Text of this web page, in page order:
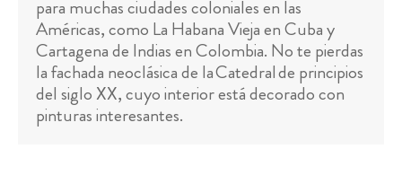
para muchas ciudades coloniales en las
Américas, como La Habana Vieja en Cuba y
Cartagena de Indias en Colombia. No te pierdas
la fachada neoclásica de la Catedral de principios
del siglo XX, cuyo interior está decorado con
pinturas interesantes.